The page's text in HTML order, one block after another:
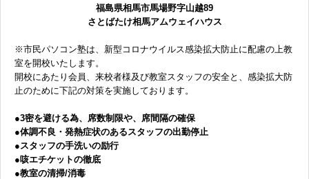
福島県相馬市馬場野字山越89
さとばたけ相馬アムウェイハウス
※市民パソコン塾は、新型コロナウイルス感染拡大防止に配慮の上教
室を開校いたします。
開校にあたり会員、来校者様及び教室スタッフの安全と、感染拡大防
止のために下記の対策を実施しております。
●3密を避ける為、席数制限や、席間隔の確保
●体調不良・発熱症状のあるスタッフの出勤停止
●スタッフの手洗いの励行
●咳エチケットの徹底
●教室の清掃/消毒